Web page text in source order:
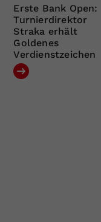
Erste Bank Open:
Turnierdirektor
Straka erhält
Goldenes
Verdienstzeichen